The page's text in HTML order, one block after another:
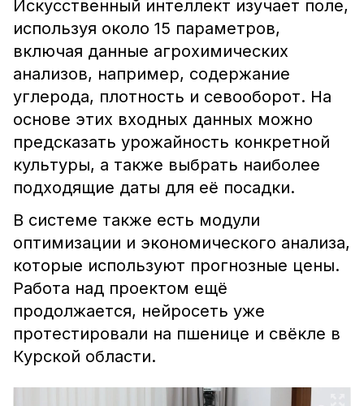
Искусственный интеллект изучает поле,
используя около 15 параметров,
включая данные агрохимических
анализов, например, содержание
углерода, плотность и севооборот. На
основе этих входных данных можно
предсказать урожайность конкретной
культуры, а также выбрать наиболее
подходящие даты для её посадки.
В системе также есть модули
оптимизации и экономического анализа,
которые используют прогнозные цены.
Работа над проектом ещё
продолжается, нейросеть уже
протестировали на пшенице и свёкле в
Курской области.